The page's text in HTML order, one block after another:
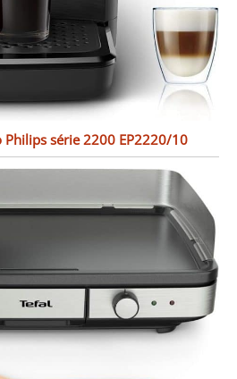
Philips série 2200 EP2220/10